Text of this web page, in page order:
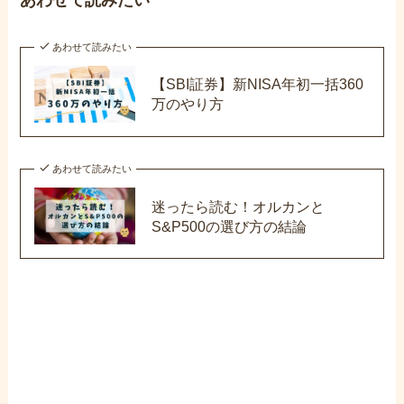
あわせて読みたい
【SBI証券】新NISA年初一括360
万のやり方
あわせて読みたい
迷ったら読む！オルカンと
S&P500の選び方の結論